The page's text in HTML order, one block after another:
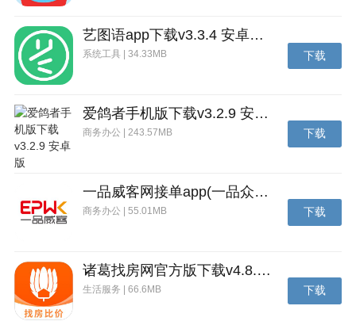
艺图语app下载v3.3.4 安卓免费版
系统工具 | 34.33MB 下载
爱鸽者手机版下载v3.2.9 安卓版
商务办公 | 243.57MB 下载
一品威客网接单app(一品众包)下载v2.7.1 安卓最新版
商务办公 | 55.01MB 下载
诸葛找房网官方版下载v4.8.1.1 安卓最新版
生活服务 | 66.6MB 下载